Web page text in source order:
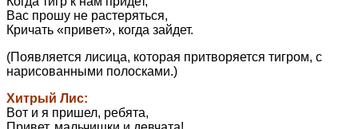
Вас прошу не растеряться,
Кричать «привет», когда зайдет.
(Появляется лисица, которая притворяется тигром, с
нарисованными полосками.)
Хитрый Лис:
Вот и я пришел, ребята,